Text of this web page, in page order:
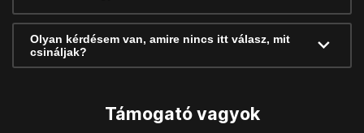
Olyan kérdésem van, amire nincs itt válasz, mit
csináljak?
Támogató vagyok